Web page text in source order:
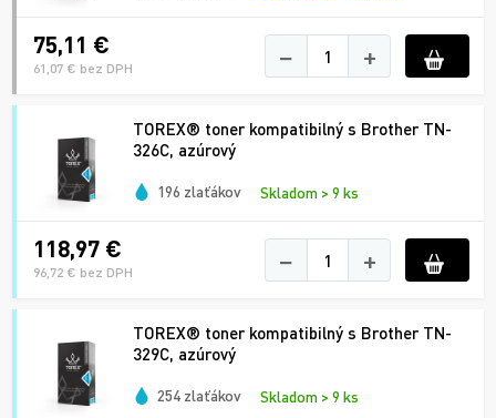
75,11 €
61,07 € bez DPH − +
TOREX® toner kompatibilný s Brother TN-
326C, azúrový
196 zlaťákov Skladom > 9 ks
118,97 €
96,72 € bez DPH − +
TOREX® toner kompatibilný s Brother TN-
329C, azúrový
254 zlaťákov Skladom > 9 ks